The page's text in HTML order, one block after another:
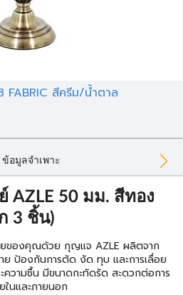
FABRIC สีครีม/น้ำตาล
ข้อมูลจำเพาะ
AZLE 50 มม. สีทอง
3 ชิ้น)
ของคุณด้วย กุญแจ AZLE ผลิตจาก
ป้องกันการตัด งัด ทุบ และการเลื่อย
วามชื้น มีขนาดกะทัดรัด สะดวกต่อการ
ในและภายนอก